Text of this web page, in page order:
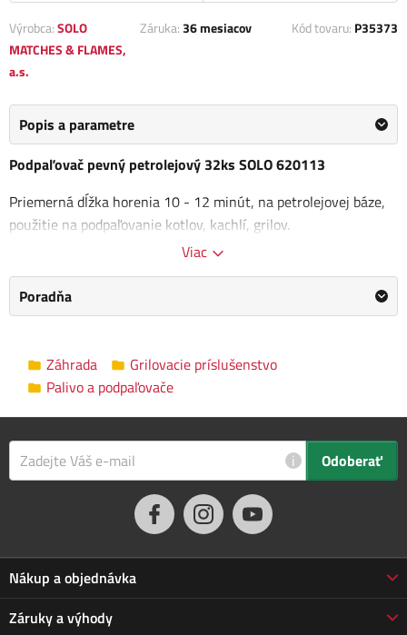
Výrobca:SOLO
MATCHES & FLAMES,
a.s.
Záruka:36 mesiacov Kód tovaru: P35373
Popis a parametre
Podpaľovač pevný petrolejový 32ks SOLO 620113
Priemerná dĺžka horenia 10 - 12 minút, na petrolejovej báze,
použitie na podpaľovanie kotlov, kachlí, grilov.
Výrobca
Rozmery
balenia
19.0 x 13.0 x 2.0 cm
Popis tohto produktu bol preložený automaticky, vyhradzujeme si
právo na prípadné chyby. Ak na nejaké narazíte, informujte nás,
info@jarabak.sk . Pôvodná verzia
Viac
Poradňa
Záhrada
Grilovacie príslušenstvo
Palivo a podpaľovače
i Odoberať
Nákup a objednávka
Obchodné podmienky
Záruky a výhody